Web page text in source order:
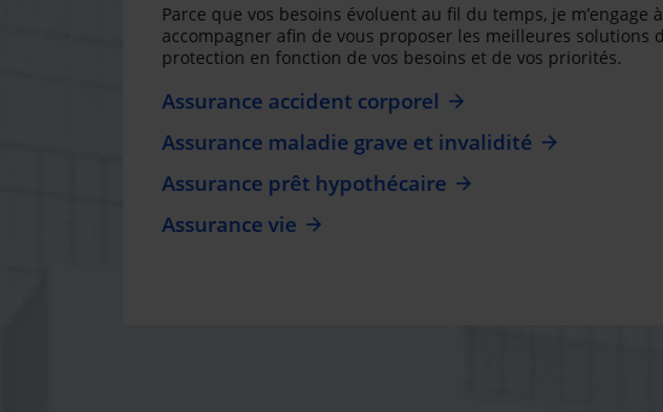
Parce que vos besoins évoluent au fil du temps, je m’engage
accompagner afin de vous proposer les meilleures solutions
protection en fonction de vos besoins et de vos priorités.
Assurance accident corporel
Assurance maladie grave et invalidité
Assurance prêt hypothécaire
Assurance vie